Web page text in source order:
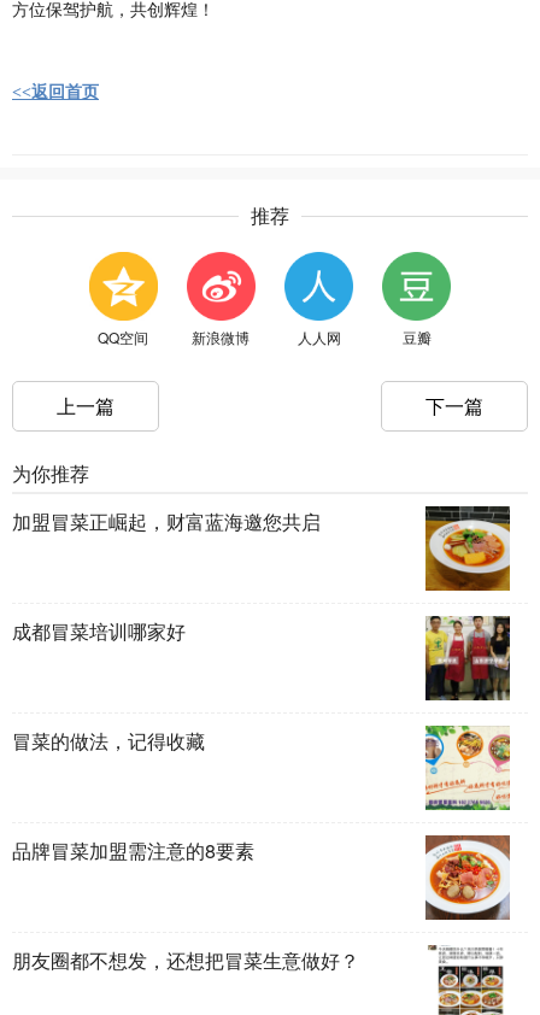
方位保驾护航，共创辉煌！
<<返回首页
推荐
QQ空间 新浪微博 人人网 豆瓣
上一篇 下一篇
为你推荐
加盟冒菜正崛起，财富蓝海邀您共启
成都冒菜培训哪家好
冒菜的做法，记得收藏
品牌冒菜加盟需注意的8要素
朋友圈都不想发，还想把冒菜生意做好？